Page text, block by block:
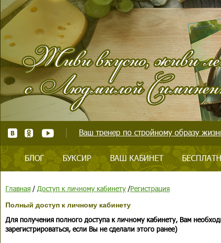
Ваш тренер по стройному образу
БЛОГ БУКСИР ВАШ КАБИНЕТ
Главная / Доступ к личному кабинету /Регистрация
Полный доступ к личному кабинету
Для получения полного доступа к личному кабинету, Вам
зарегистрироваться, если Вы не сделали этого ранее)